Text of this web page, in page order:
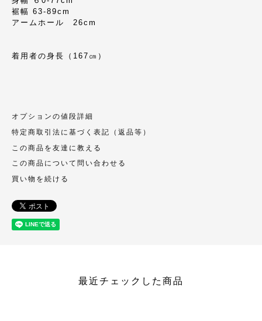
裾幅 63-89cm
アームホール 26cm
着用者の身長（167㎝）
オプションの値段詳細
特定商取引法に基づく表記（返品等）
この商品を友達に教える
この商品について問い合わせる
買い物を続ける
最近チェックした商品